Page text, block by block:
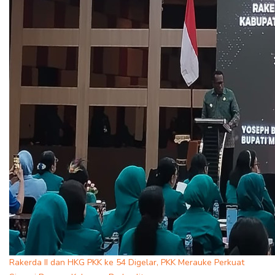
Rakerda II dan HKG PKK ke 54 Digelar, PKK Merauke Perkuat